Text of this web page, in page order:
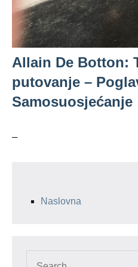
Allain De Botton:
putovanje –
Samosuosjećanje
–
Naslovna